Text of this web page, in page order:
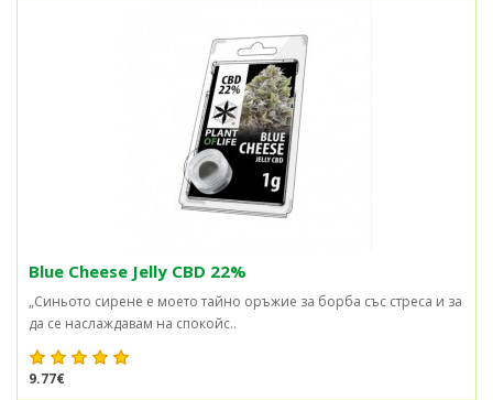
Blue Cheese Jelly CBD 22%
„Синьото сирене е моето тайно оръжие за борба със стреса и за
да се наслаждавам на спокойс..
9.77€